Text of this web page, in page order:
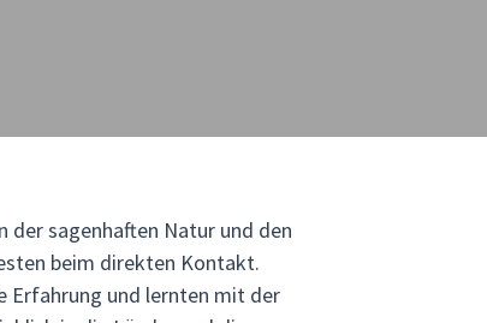
sagenhaften Natur und den
beim direkten Kontakt.
Erfahrung und lernten mit der